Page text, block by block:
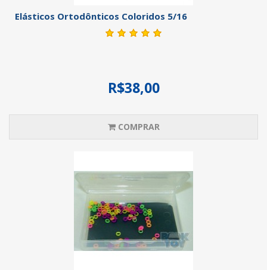
Elásticos Ortodônticos Coloridos 5/16
R$38,00
COMPRAR